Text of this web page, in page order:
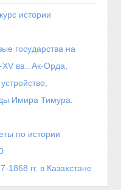
истории
государства на
вв.. Ак-Орда,
Имира Тимура.
по истории
гг. в Казахстане